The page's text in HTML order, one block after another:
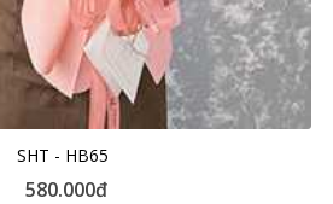
SHT - HB65
580.000đ